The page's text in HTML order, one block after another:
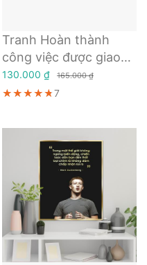
Tranh Hoàn thành
công việc được giao
dễ dàng hơn rất nhiều
so với việc giải thích lý
130.000 ₫ 165.000 ₫
★★★★★
★★★★★
★★★★★7